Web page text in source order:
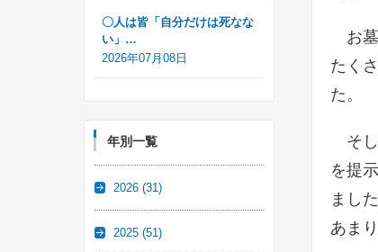
お墓
たく
た。
そし
を提
ました
あま
〇人は皆「自分だけは死なな
い」…
2026年07月08日
年別一覧
2026(31)
2025(51)